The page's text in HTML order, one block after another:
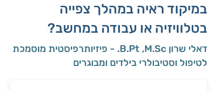
במיקוד ראיה במהלך צפייה
בטלוויזיה או עבודה במחשב?
דאלי שרון B.Pt ,M.Sc. - פיזיותרפיסטית מוסמכת
לטיפול וסטיבולרי בילדים ומבוגרים